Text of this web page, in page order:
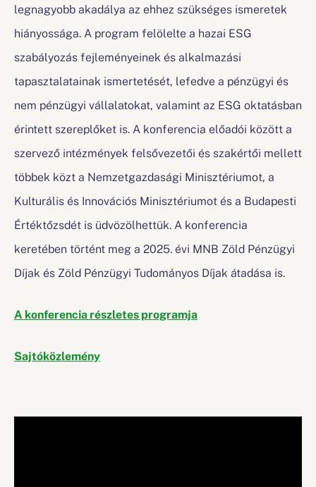
legnagyobb akadálya az ehhez szükséges ismeretek
hiányossága. A program felölelte a hazai ESG
szabályozás fejleményeinek és alkalmazási
tapasztalatainak ismertetését, lefedve a pénzügyi és
nem pénzügyi vállalatokat, valamint az ESG oktatásban
érintett szereplőket is. A konferencia előadói között a
szervező intézmények felsővezetői és szakértői mellett
többek közt a Nemzetgazdasági Minisztériumot, a
Kulturális és Innovációs Minisztériumot és a Budapesti
Értéktőzsdét is üdvözölhettük. A konferencia
keretében történt meg a 2025. évi MNB Zöld Pénzügyi
Díjak és Zöld Pénzügyi Tudományos Díjak átadása is.
A konferencia részletes programja
Sajtóközlemény